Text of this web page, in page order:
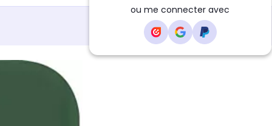
ou me connecter avec